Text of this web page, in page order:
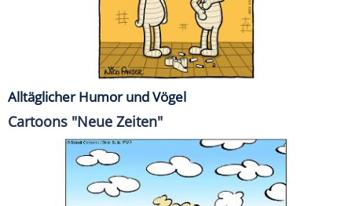
Alltäglicher Humor und Vögel
Cartoons "Neue Zeiten"